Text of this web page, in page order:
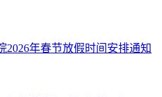
2026年春节放假时间安排通知